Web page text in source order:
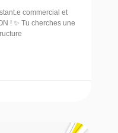
commercial et
! ✨ Tu cherches une